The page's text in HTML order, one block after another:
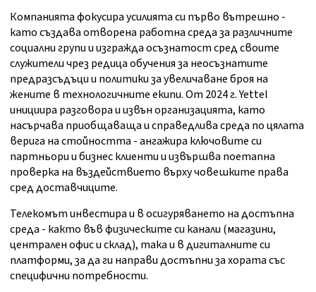
Компанията фокусира усилията си първо вътрешно -
като създава отворена работна среда за различните
социални групи и изгражда осъзнатост сред своите
служители чрез редица обучения за неосъзнатите
предразсъдъци и политики за увеличаване броя на
жените в технологичните екипи. От 2024 г. Yettel
инициира разговора и извън организацията, като
насърчава приобщаваща и справедлива среда по цялата
верига на стойността - ангажира ключовите си
партньори и бизнес клиенти и извършва поетапна
проверка на въздействието върху човешките права
сред доставчиците.
Телекомът инвестира и в осигуряването на достъпна
среда - както във физическите си канали (магазини,
централен офис и склад), така и в дигиталните си
платформи, за да ги направи достъпни за хората със
специфични потребности.